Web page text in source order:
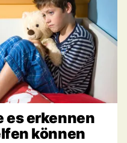
es erkennen
können